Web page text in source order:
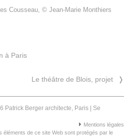
Cousseau, © Jean-Marie Monthiers
à Paris
Le théâtre de Blois, projet ❭
Patrick Berger architecte, Paris | Se
Mentions légales
éléments de ce site Web sont protégés par le